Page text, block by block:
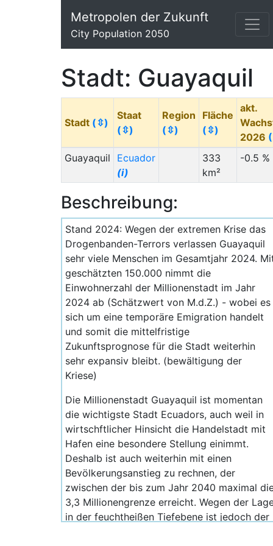
Metropolen der Zukunft
City Population 2050
Stadt: Guayaquil
Stadt (⇳)
Staat
(⇳)
Region
(⇳)
Fläche
(⇳)
akt.
2026
Guayaquil
Ecuador
(i)
333
km²
-0.5 %
Beschreibung:
Stand 2024: Wegen der extremen Krise das
Drogenbanden-Terrors verlassen Guayaquil
sehr viele Menschen im Gesamtjahr 2024.
geschätzten 150.000 nimmt die
Einwohnerzahl der Millionenstadt im Jahr
2024 ab (Schätzwert von M.d.Z.) - wobei es
sich um eine temporäre Emigration handelt
und somit die mittelfristige
Zukunftsprognose für die Stadt weiterhin
sehr expansiv bleibt. (bewältigung der
Kriese)
Die Millionenstadt Guayaquil ist momentan
die wichtigste Stadt Ecuadors, auch weil in
wirtschftlicher Hinsicht die Handelstadt mit
Hafen eine besondere Stellung einimmt.
Deshalb ist auch weiterhin mit einen
Bevölkerungsanstieg zu rechnen, der
zwischen der bis zum Jahr 2040 maximal
3,3 Millionengrenze erreicht. Wegen der
in der feuchtheißen Tiefebene ist jedoch der